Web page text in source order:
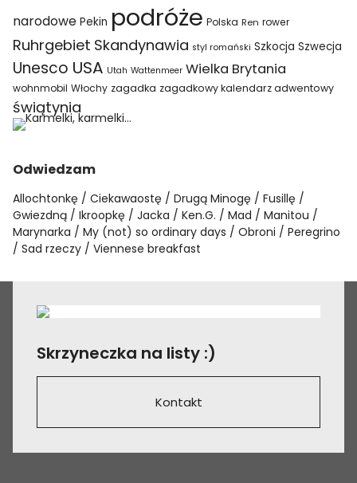
narodowe Pekin podróże Polska Ren rower
Ruhrgebiet Skandynawia styl romański Szkocja Szwecja
Unesco USA Utah Wattenmeer Wielka Brytania
wohnmobil Włochy zagadka zagadkowy kalendarz adwentowy
świątynia
Odwiedzam
Allochtonkę Ciekawaostę Drugą Minogę
Fusillę
Gwiezdną
Ikroopkę Jacka Ken.G. Mad
Manitou
Marynarka
My (not) so ordinary days Obroni
Peregrino
Sad rzeczy
Viennese breakfast
Skrzyneczka na listy :)
Kontakt